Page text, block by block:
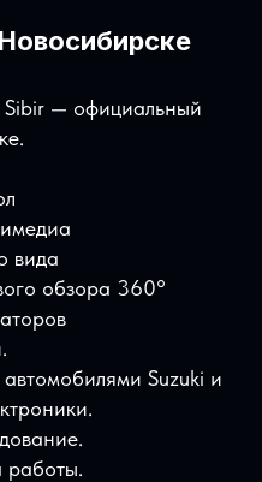
Sibir — официальный
вида
обзора 360°
Suzuki и
работы.